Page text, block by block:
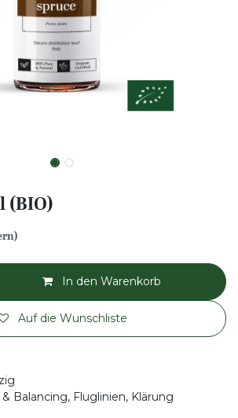
(BIO)
In den Warenkorb
Auf die Wunschliste
& Balancing, Fluglinien, Klärung